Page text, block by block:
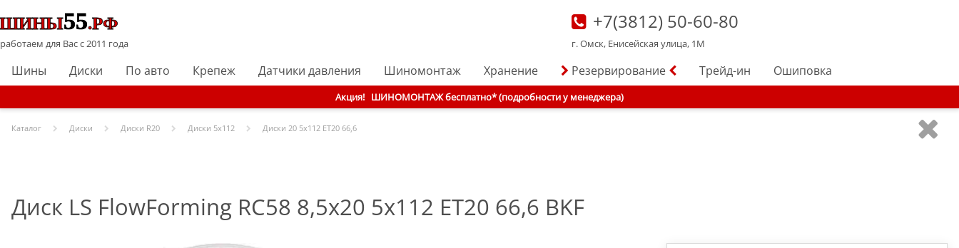
работаем для Вас с 2011 года
+7(3812) 50-60-80
г. Омск, Енисейская улица, 1М
Шины Диски По авто Крепеж Датчики давления Шиномонтаж Хранение Резервирование Трейд-ин Ошиповка
Акция! ШИНОМОНТАЖ бесплатно* (подробности у менеджера)
Каталог Диски Диски R20 Диски 5x112 Диски 20 5x112 ET20 66,6
Диск LS FlowForming RC58 8,5x20 5x112 ET20 66,6 BKF